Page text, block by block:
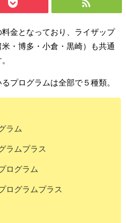
金となっており、ライザップ
・博多・小倉・黒崎）も共通
プログラムは全部で５種類。
ラム
ラムプラス
ログラム
ログラムプラス